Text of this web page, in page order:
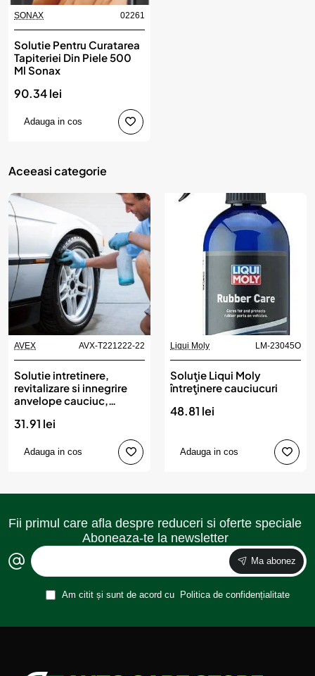
SONAX 02261
Solutie Pentru Curatarea
Tapiteriei Din Piele 500
Ml Sonax
90.34 lei
Adauga in cos
Aceeasi categorie
AVEX AVX-T221222-22
Solutie intretinere,
revitalizare si innegrire
anvelope cauciuc,
31.91 lei
Adauga in cos
Liqui Moly LM-23045O
Soluţie Liqui Moly
întreţinere cauciucuri
48.81 lei
Adauga in cos
Fii primul care afla despre reduceri si oferte speciale
Aboneaza-te la newsletter
Ma abonez
Am citit și sunt de acord cu Politica de confidențialitate